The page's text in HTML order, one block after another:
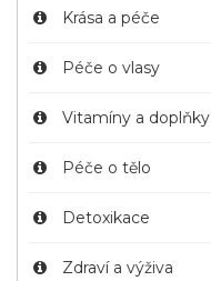
Krása a péče
Péče o vlasy
Vitamíny a doplňky
Péče o tělo
Detoxikace
Zdraví a výživa